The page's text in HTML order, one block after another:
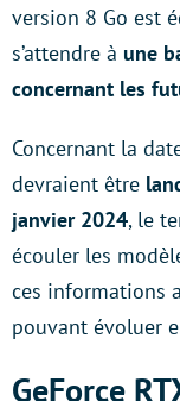
version 8 Go est
s’attendre à une
concernant les
Concernant la
devraient être
janvier 2024, le
écouler les
ces informations
pouvant évoluer
GeForce